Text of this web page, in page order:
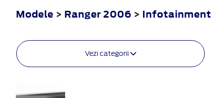
Modele > Ranger 2006 > Infotainment
Vezi categorii